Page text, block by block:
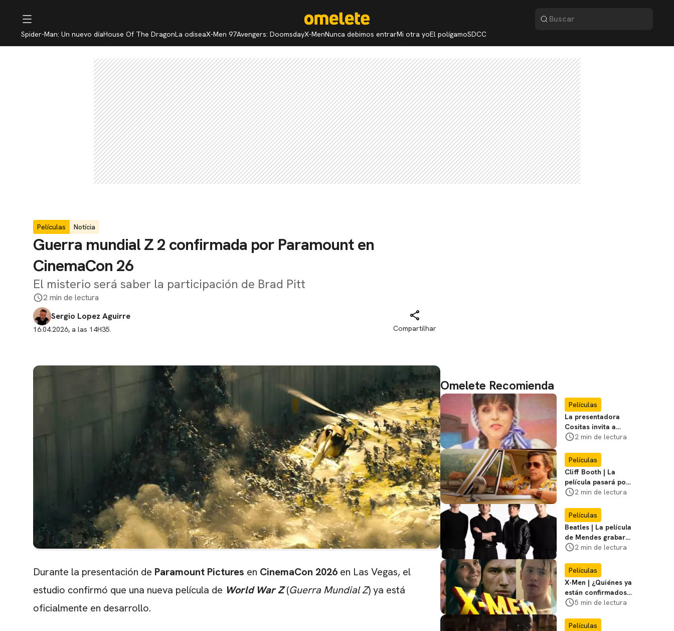
Spider-Man: Un nuevo díaHouse Of The DragonLa odiseaX-Men 97Avengers: DoomsdayX-MenNunca debimos entrarMi otra yoEl polígamoSDCC
Películas Notícia
Guerra mundial Z 2 confirmada por Paramount en
CinemaCon 26
El misterio será saber la participación de Brad Pitt
2 min de lectura
Sergio Lopez Aguirre
16.04.2026, a las 14H35. Compartilhar
Durante la presentación de Paramount Pictures en CinemaCon 2026 en Las Vegas, el
estudio confirmó que una nueva película de World War Z(Guerra Mundial Z) ya está
oficialmente en desarrollo.
Omelete Recomienda
Películas
La presentadora
Cositas invita a
visitar el
Miasma
2 min de lectura
Películas
Cliff Booth | La
película pasará por
nuevas filmaciones
2 min de lectura
Películas
Beatles | La película
de Mendes grabará
escenas en la
2 min de lectura
Películas
X-Men | ¿Quiénes ya
están confirmados
en la película de
favoritos
5 min de lectura
Películas